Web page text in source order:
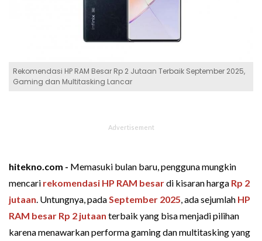
Rekomendasi HP RAM Besar Rp 2 Jutaan Terbaik September 2025,
Gaming dan Multitasking Lancar
hitekno.com - Memasuki bulan baru, pengguna mungkin
mencari rekomendasi HP RAM besardi kisaran harga Rp 2
jutaan. Untungnya, padaSeptember 2025, ada sejumlah HP
RAM besar Rp 2 jutaan terbaik yang bisa menjadi pilihan
karena menawarkan performa gaming dan multitasking yang